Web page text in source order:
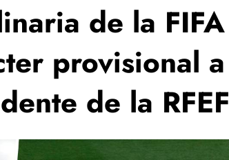
de la FIFA
provisional a
de la RFEF